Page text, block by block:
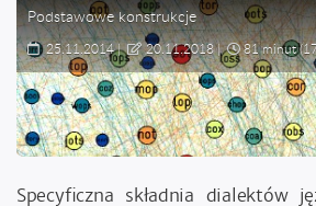
Podstawowe konstrukcje
25.11.2014| 20.11.2018| 81 minut
Specyficzna składnia dialektów